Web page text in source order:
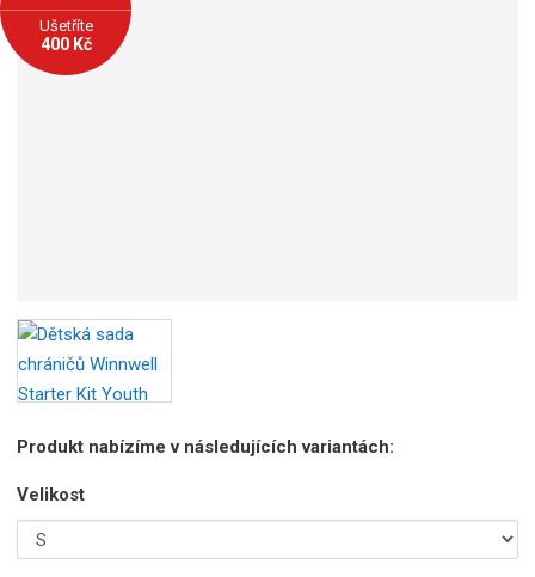
Produkt nabízíme v následujících variantách:
Velikost
Ušetříte
400 Kč